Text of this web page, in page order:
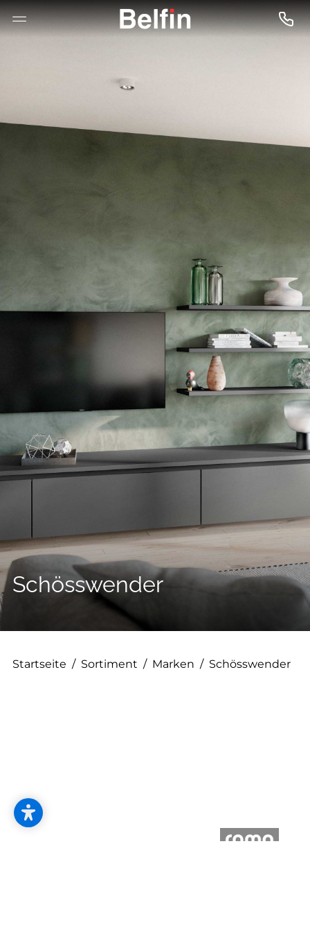
--
--
--
--
 
Schösswender
Startseite / Sortiment / Marken / Schösswender